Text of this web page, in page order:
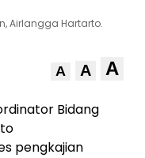
Airlangga Hartarto.
A A A
Bidang
pengkajian